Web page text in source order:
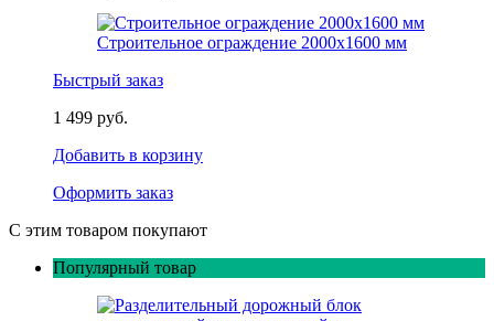
Строительное ограждение 2000х1600 мм
Быстрый заказ
1 499 руб.
Добавить в корзину
Оформить заказ
С этим товаром покупают
Популярный товар